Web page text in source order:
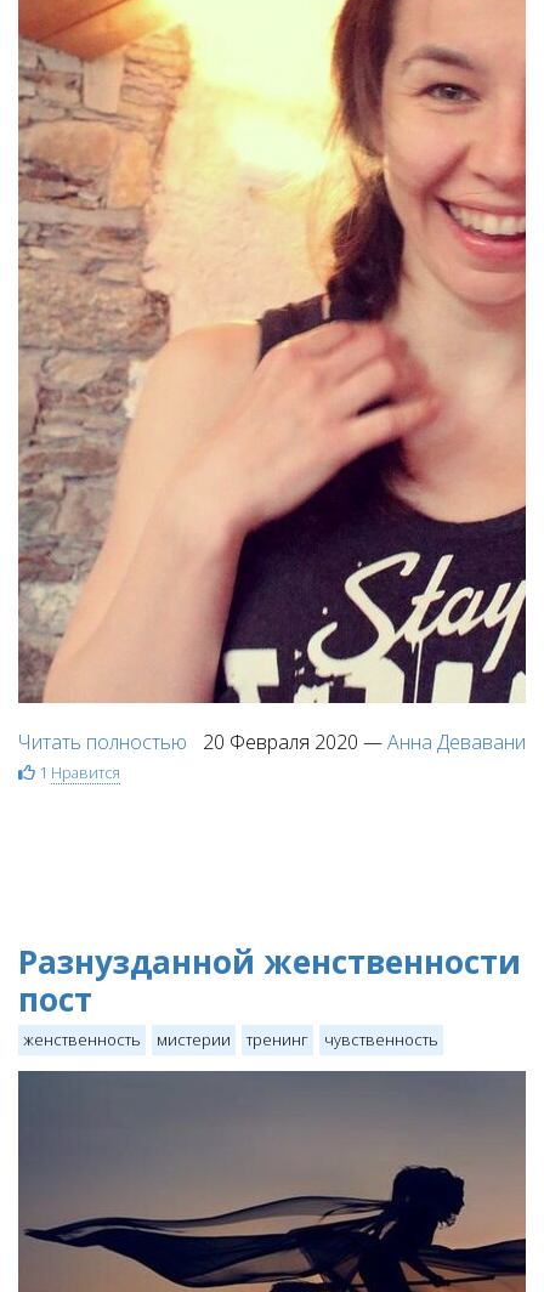
Читать полностью 20 Февраля 2020 —Анна Девавани
1 Нравится
Разнузданной женственности
пост
женственность мистерии тренинг чувственность